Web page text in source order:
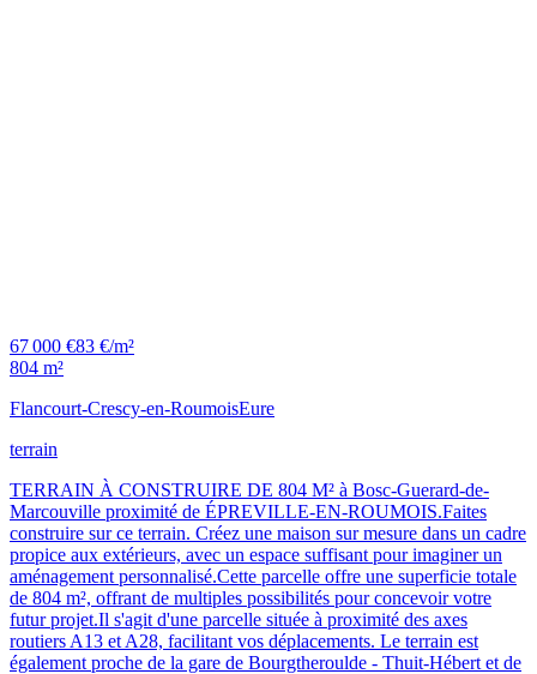
67 000 €83 €/m²
804 m²
Flancourt-Crescy-en-RoumoisEure
terrain
TERRAIN À CONSTRUIRE DE 804 M² à Bosc-Guerard-de-
Marcouville proximité de ÉPREVILLE-EN-ROUMOIS.Faites
construire sur ce terrain. Créez une maison sur mesure dans un cadre
propice aux extérieurs, avec un espace suffisant pour imaginer un
aménagement personnalisé.Cette parcelle offre une superficie totale
de 804 m², offrant de multiples possibilités pour concevoir votre
futur projet.Il s'agit d'une parcelle située à proximité des axes
routiers A13 et A28, facilitant vos déplacements. Le terrain est
également proche de la gare de Bourgtheroulde - Thuit-Hébert et de